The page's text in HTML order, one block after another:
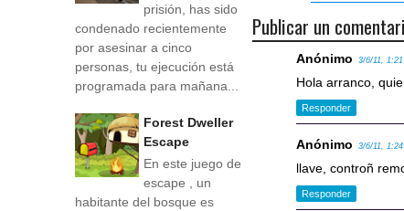
Publicar un
Anónimo 3/6/11, 1:21
Hola arranco,
Responder
Anónimo 3/6/11, 1:24
llave, controñ
Responder
prisión, has sido
condenado recientemente
por asesinar a cinco
personas, tu ejecución está
programada para mañana...
Forest Dweller
Escape
En este juego de
escape , un
habitante del bosque es